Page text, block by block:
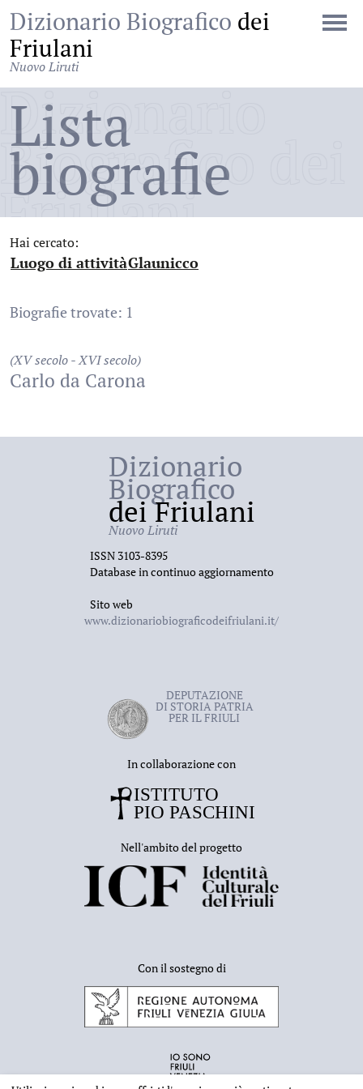
Dizionario Biografico dei
Friulani
Nuovo Liruti
Dizionario
Biografico dei
Friulani
Lista
biografie
Hai cercato:
Luogo di attività
:Glaunicco
Biografie trovate: 1
(XV secolo - XVI secolo)
Carlo da Carona
Dizionario
Biografico
dei Friulani
Nuovo Liruti
ISSN 3103-8395
Database in continuo aggiornamento
Sito web
www.dizionariobiograficodeifriulani.it/
DEPUTAZIONE
DI STORIA PATRIA
PER IL FRIULI
In collaborazione con
Nell'ambito del progetto
Con il sostegno di